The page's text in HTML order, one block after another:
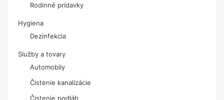
Rodinné prídavky
Hygiena
Dezinfekcia
Služby a tovary
Automobily
Čistenie kanalizácie
Čistenie podláh